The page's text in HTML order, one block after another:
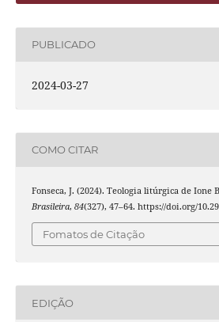
PUBLICADO
2024-03-27
COMO CITAR
Fonseca, J. (2024). Teologia litúrgica de Ione
Brasileira, 84(327), 47–64. https://doi.org/
Fomatos de Citação
EDIÇÃO